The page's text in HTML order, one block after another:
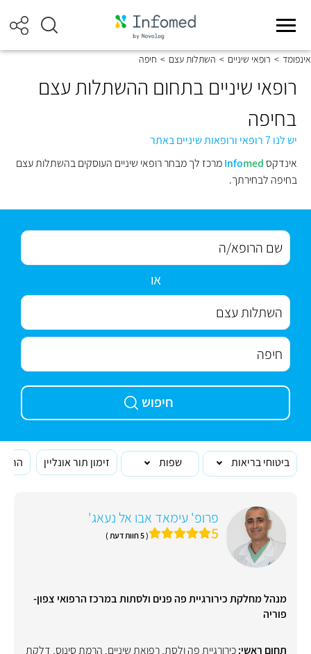
אינפומד > רופאי שיניים > השתלות עצם > חיפה
רופאי שיניים בתחום ההשתלות עצם
בחיפה
יש לנו 7 רופאי ורופאות שיניים באתר
אינדקס
Infomed
מרכז לך מבחר רופאי שיניים העוסקים בהשתלות עצם
בחיפה לבחירתך.
או
חיפוש
ביטוחי בריאות שפות זימון תור אונליין
פרופ' עימאד אבו אל נעאג'
5 ( 5 חוות דעת )
מנהל מחלקת כירורגיית פה פנים ולסתות במרכז הרפואי צפון-
פוריה
תחום ראשי:כירורגיית פה ולסת,רפואת שיניים, הרמת סינוס, דלקת